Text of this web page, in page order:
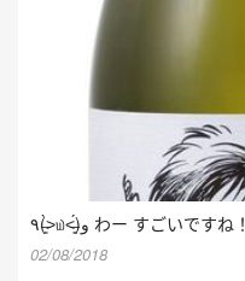
٩(˃̶͈̀௰˂̶͈́)و わー すごいですね！
02/08/2018